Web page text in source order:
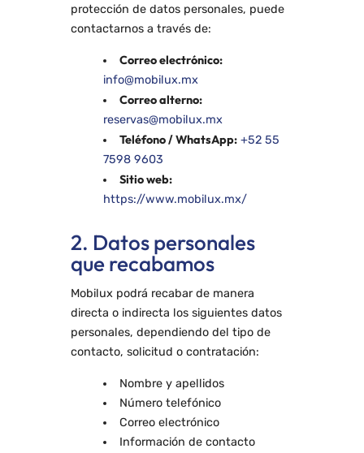
protección de datos personales, puede
contactarnos a través de:
Correo electrónico:
info@mobilux.mx
Correo alterno:
reservas@mobilux.mx
Teléfono / WhatsApp: +52 55
7598 9603
Sitio web:
https://www.mobilux.mx/
2. Datos personales
que recabamos
Mobilux podrá recabar de manera
directa o indirecta los siguientes datos
personales, dependiendo del tipo de
contacto, solicitud o contratación:
Nombre y apellidos
Número telefónico
Correo electrónico
Información de contacto